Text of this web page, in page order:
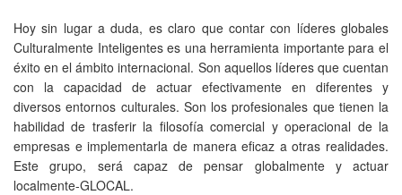
Hoy sin lugar a duda, es claro que contar con líderes globales
Culturalmente Inteligentes es una herramienta importante para el
éxito en el ámbito internacional. Son aquellos líderes que cuentan
con la capacidad de actuar efectivamente en diferentes y
diversos entornos culturales. Son los profesionales que tienen la
habilidad de trasferir la filosofía comercial y operacional de la
empresas e implementarla de manera eficaz a otras realidades.
Este grupo, será capaz de pensar globalmente y actuar
localmente-GLOCAL.